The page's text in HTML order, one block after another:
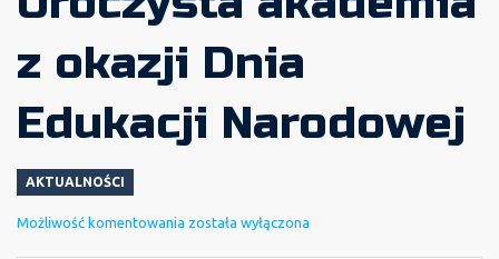
z okazji Dnia
Edukacji Narodowej
AKTUALNOŚCI
Możliwość komentowania Uroczysta
została wyłączona